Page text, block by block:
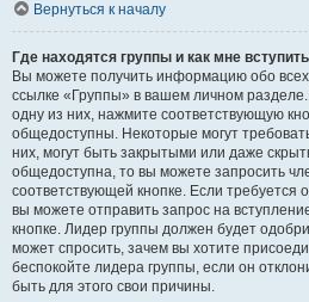
Вернуться к началу
Где находятся группы и как мне
Вы можете получить информацию обо
ссылке «Группы» в вашем личном разделе.
одну из них, нажмите соответствующую
общедоступны. Некоторые могут
них, могут быть закрытыми или даже
общедоступна, то вы можете запросить
соответствующей кнопке. Если требуется
вы можете отправить запрос на
кнопке. Лидер группы должен будет
может спросить, зачем вы хотите
беспокойте лидера группы, если он
быть для этого свои причины.